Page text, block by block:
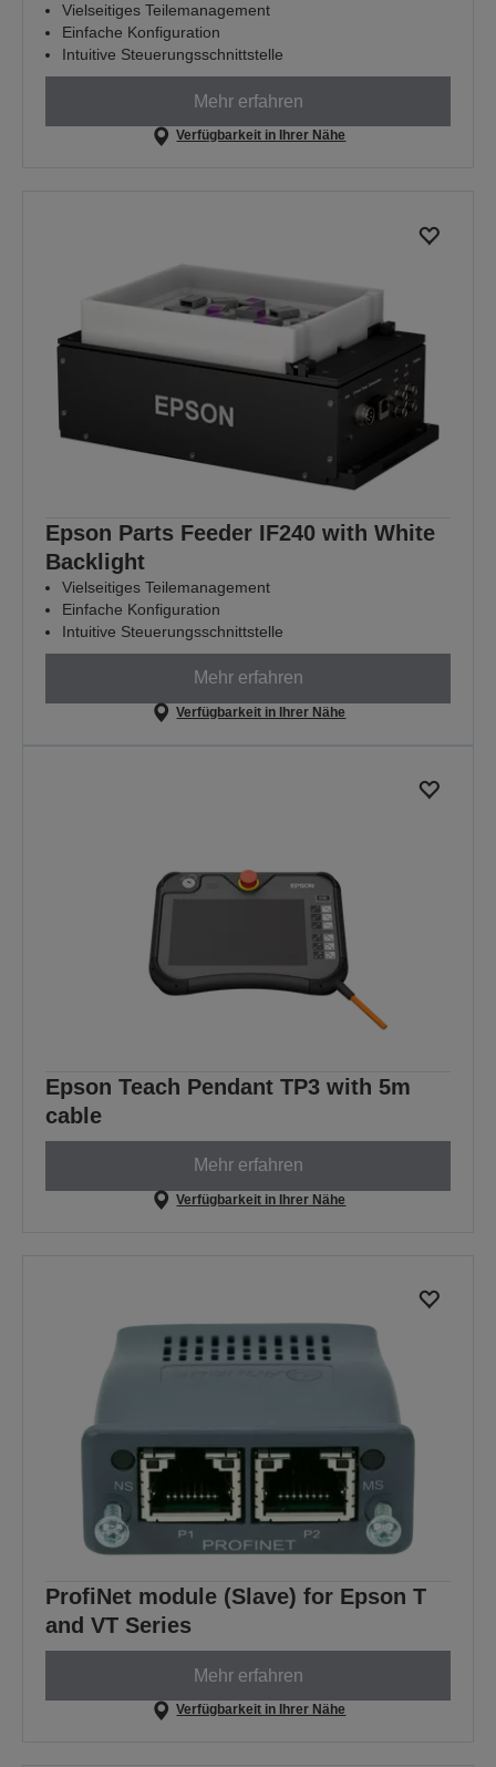
Vielseitiges Teilemanagement
Einfache Konfiguration
Intuitive Steuerungsschnittstelle
Mehr erfahren
Verfügbarkeit in Ihrer Nähe
Epson Parts Feeder IF240 with White
Backlight
Vielseitiges Teilemanagement
Einfache Konfiguration
Intuitive Steuerungsschnittstelle
Mehr erfahren
Verfügbarkeit in Ihrer Nähe
Epson Teach Pendant TP3 with 5m
cable
Mehr erfahren
Verfügbarkeit in Ihrer Nähe
ProfiNet module (Slave) for Epson T
and VT Series
Mehr erfahren
Verfügbarkeit in Ihrer Nähe